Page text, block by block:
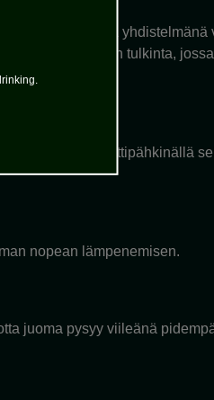
yksinkertaisena yhdistelmänä
nykyaikainen tulkinta,
ja muskottipähkinällä
nopean lämpenemisen.
juoma pysyy viileänä